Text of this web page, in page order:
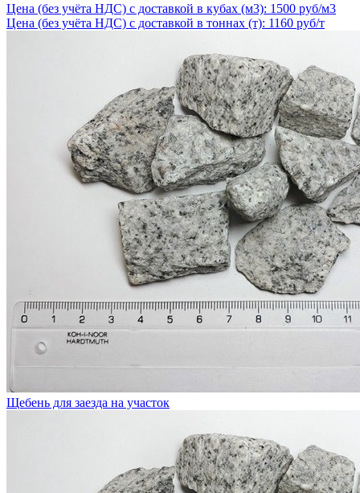
Цена (без учёта НДС) с доставкой в кубах (м3): 1500 руб/м3
Цена (без учёта НДС) с доставкой в тоннах (т): 1160 руб/т
Щебень для заезда на участок